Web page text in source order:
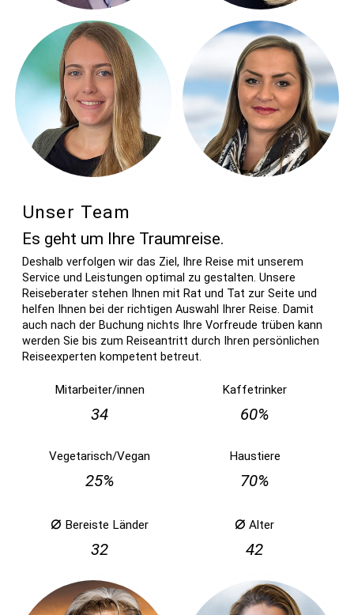
Unser Team
Es geht um Ihre Traumreise.
Deshalb verfolgen wir das Ziel, Ihre Reise mit unserem
Service und Leistungen optimal zu gestalten. Unsere
Reiseberater stehen Ihnen mit Rat und Tat zur Seite und
helfen Ihnen bei der richtigen Auswahl Ihrer Reise. Damit
auch nach der Buchung nichts Ihre Vorfreude trüben kann
werden Sie bis zum Reiseantritt durch Ihren persönlichen
Reiseexperten kompetent betreut.
Mitarbeiter/innen
34
Kaffetrinker
60%
Vegetarisch/Vegan
25%
Haustiere
70%
⌀ Bereiste Länder
32
⌀ Alter
42